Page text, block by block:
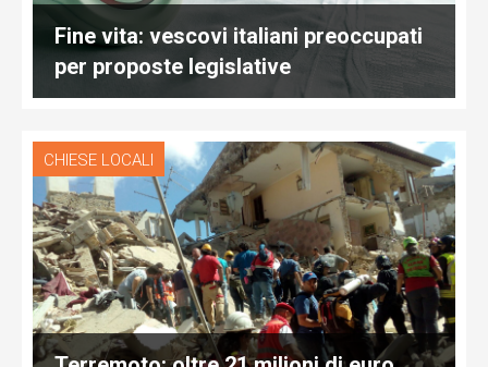
Fine vita: vescovi italiani preoccupati
per proposte legislative
CHIESE LOCALI